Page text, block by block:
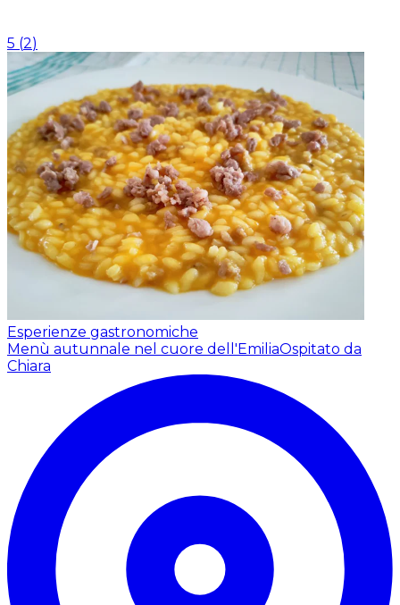
5 (2)
Esperienze gastronomiche
Menù autunnale nel cuore dell'EmiliaOspitato da
Chiara